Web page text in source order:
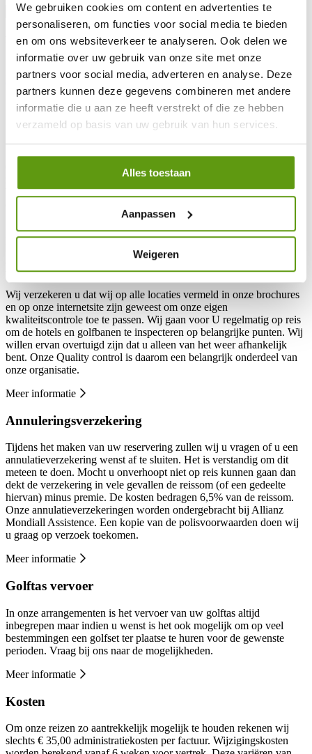
We gebruiken cookies om content en advertenties te
personaliseren, om functies voor social media te bieden
en om ons websiteverkeer te analyseren. Ook delen we
informatie over uw gebruik van onze site met onze
partners voor social media, adverteren en analyse. Deze
partners kunnen deze gegevens combineren met andere
informatie die u aan ze heeft verstrekt of die ze hebben
verzameld op basis van uw gebruik van hun services.
Alles toestaan
Aanpassen
Weigeren
Bekijk prijzen
Prijsoverzicht
Neem contact op
Goed om te weten
Golf Direct Tours is lid van de beroeps-vereniging van Vlaamse
reisbureaus VVR, licentienummer A6261 met garantie van de
Vlaamse Solidariteit Reisgelden. Dit is voor u uitermate belangrijk,
Meer informatie
Kwaliteitscontrole
Wij verzekeren u dat wij op alle locaties vermeld in onze brochures
en op onze internetsite zijn geweest om onze eigen
kwaliteitscontrole toe te passen. Wij gaan voor U regelmatig op reis
om de hotels en golfbanen te inspecteren op belangrijke punten. Wij
willen ervan overtuigd zijn dat u alleen van het weer afhankelijk
bent. Onze Quality control is daarom een belangrijk onderdeel van
onze organisatie.
Meer informatie
Annuleringsverzekering
Tijdens het maken van uw reservering zullen wij u vragen of u een
annulatieverzekering wenst af te sluiten. Het is verstandig om dit
meteen te doen. Mocht u onverhoopt niet op reis kunnen gaan dan
dekt de verzekering in vele gevallen de reissom (of een gedeelte
hiervan) minus premie. De kosten bedragen 6,5% van de reissom.
Onze annulatieverzekeringen worden ondergebracht bij Allianz
Mondiall Assistence. Een kopie van de polisvoorwaarden doen wij
u graag op verzoek toekomen.
Meer informatie
Golftas vervoer
In onze arrangementen is het vervoer van uw golftas altijd
inbegrepen maar indien u wenst is het ook mogelijk om op veel
bestemmingen een golfset ter plaatse te huren voor de gewenste
perioden. Vraag bij ons naar de mogelijkheden.
Meer informatie
Kosten
Om onze reizen zo aantrekkelijk mogelijk te houden rekenen wij
slechts € 35,00 administratiekosten per factuur. Wijzigingskosten